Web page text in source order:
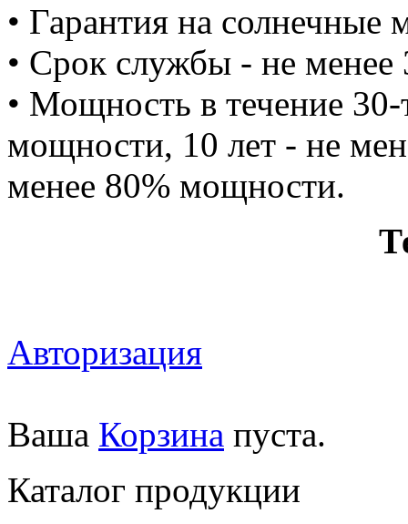
• Гарантия на солнечные
• Срок службы - не менее
• Мощность в течение
мощности, 10 лет - не
менее 80% мощности.
Авторизация
Ваша Корзина пуста.
Каталог продукции